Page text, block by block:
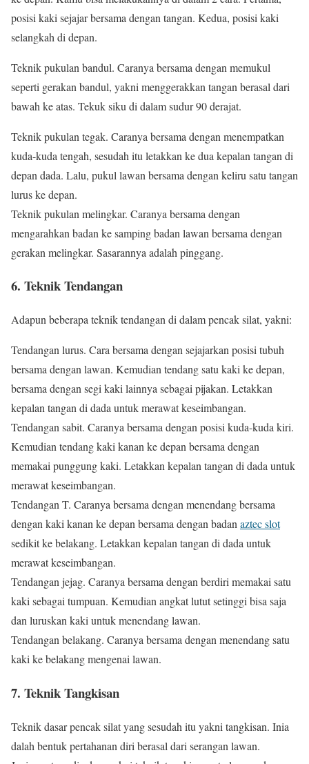
posisi kaki sejajar bersama dengan tangan. Kedua, posisi kaki
selangkah di depan.
Teknik pukulan bandul. Caranya bersama dengan memukul
seperti gerakan bandul, yakni menggerakkan tangan berasal dari
bawah ke atas. Tekuk siku di dalam sudur 90 derajat.
Teknik pukulan tegak. Caranya bersama dengan menempatkan
kuda-kuda tengah, sesudah itu letakkan ke dua kepalan tangan di
depan dada. Lalu, pukul lawan bersama dengan keliru satu tangan
lurus ke depan.
Teknik pukulan melingkar. Caranya bersama dengan
mengarahkan badan ke samping badan lawan bersama dengan
gerakan melingkar. Sasarannya adalah pinggang.
6. Teknik Tendangan
Adapun beberapa teknik tendangan di dalam pencak silat, yakni:
Tendangan lurus. Cara bersama dengan sejajarkan posisi tubuh
bersama dengan lawan. Kemudian tendang satu kaki ke depan,
bersama dengan segi kaki lainnya sebagai pijakan. Letakkan
kepalan tangan di dada untuk merawat keseimbangan.
Tendangan sabit. Caranya bersama dengan posisi kuda-kuda kiri.
Kemudian tendang kaki kanan ke depan bersama dengan
memakai punggung kaki. Letakkan kepalan tangan di dada untuk
merawat keseimbangan.
Tendangan T. Caranya bersama dengan menendang bersama
dengan kaki kanan ke depan bersama dengan badan aztec slot
sedikit ke belakang. Letakkan kepalan tangan di dada untuk
merawat keseimbangan.
Tendangan jejag. Caranya bersama dengan berdiri memakai satu
kaki sebagai tumpuan. Kemudian angkat lutut setinggi bisa saja
dan luruskan kaki untuk menendang lawan.
Tendangan belakang. Caranya bersama dengan menendang satu
kaki ke belakang mengenai lawan.
7. Teknik Tangkisan
Teknik dasar pencak silat yang sesudah itu yakni tangkisan. Inia
dalah bentuk pertahanan diri berasal dari serangan lawan.